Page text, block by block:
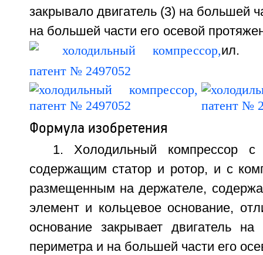
закрывало двигатель (3) на большей
на большей части его осевой
ил.
Формула изобретения
1. Холодильный компрессор с
содержащим статор и ротор, и с
размещенным на держателе,
элемент и кольцевое основание,
основание закрывает двигатель
периметра и на большей части его